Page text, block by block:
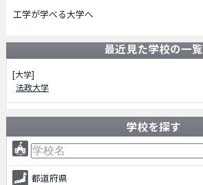
工学が学べる大学へ
最近見た学校の一覧
[大学]
法政大学
学校を探す
都道府県